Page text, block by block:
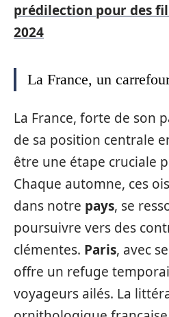
prédilection pour des
2024
La France, un
La France, forte de son
de sa position centrale
être une étape cruciale
Chaque automne, ces
dans notre pays, se
poursuivre vers des
clémentes. Paris, avec
offre un refuge
voyageurs ailés. La